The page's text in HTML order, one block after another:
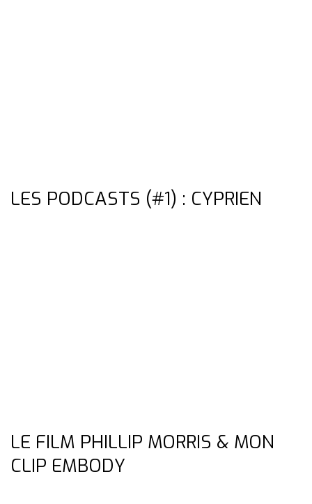
LES PODCASTS (#1) : CYPRIEN
LE FILM PHILLIP MORRIS & MON
CLIP EMBODY